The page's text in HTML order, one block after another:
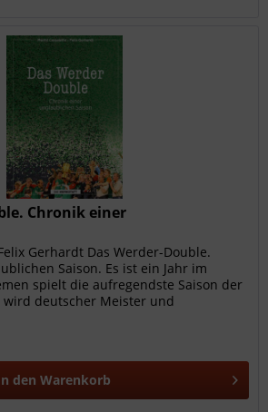
Chronik einer
Gerhardt Das Werder-Double.
Saison. Es ist ein Jahr im
spielt die aufregendste Saison der
deutscher Meister und
den Warenkorb